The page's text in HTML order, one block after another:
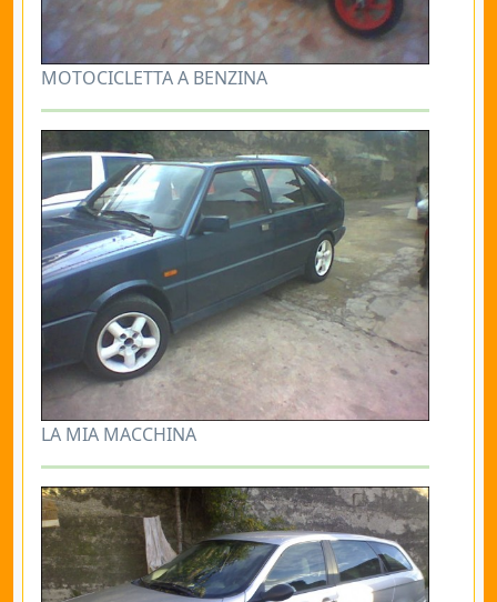
MOTOCICLETTA A BENZINA
LA MIA MACCHINA